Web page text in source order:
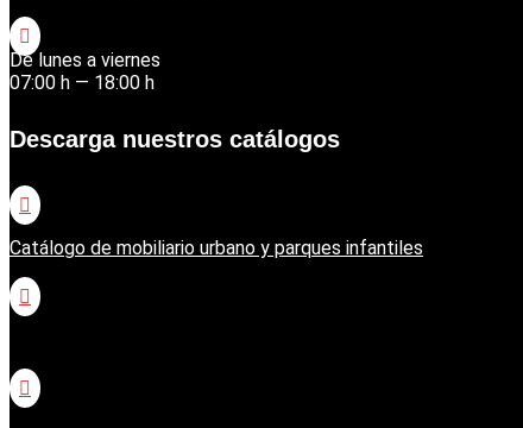

De lunes a viernes
07:00 h — 18:00 h
Descarga nuestros catálogos

Catálogo de mobiliario urbano y parques infantiles

